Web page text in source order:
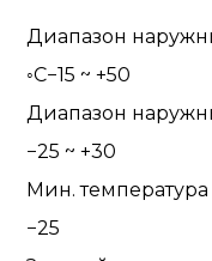
Диапазон
◦С−15 ~ +50
Диапазон
−25 ~ +30
Мин. температура
−25